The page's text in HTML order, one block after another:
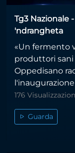
Tg3 Nazionale
'ndrangheta
«Un fermento
produttori
Oppedisano
l'inaugurazione
176
Guarda